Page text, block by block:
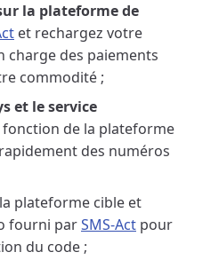
la plateforme de
et rechargez votre
charge des paiements
commodité ;
et le service
fonction de la plateforme
des numéros
plateforme cible et
fourni parSMS-Act pour
du code ;